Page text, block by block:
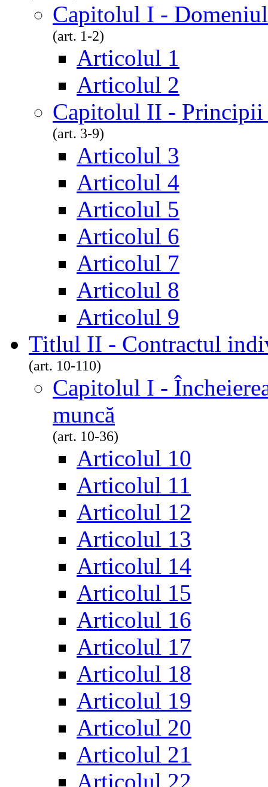
Capitolul I -
(art. 1-2)
Articolul 1
Articolul 2
Capitolul II - Principii
(art. 3-9)
Articolul 3
Articolul 4
Articolul 5
Articolul 6
Articolul 7
Articolul 8
Articolul 9
Titlul II - Contractul
(art. 10-110)
Capitolul I -
muncă
(art. 10-36)
Articolul 10
Articolul 11
Articolul 12
Articolul 13
Articolul 14
Articolul 15
Articolul 16
Articolul 17
Articolul 18
Articolul 19
Articolul 20
Articolul 21
Articolul 22